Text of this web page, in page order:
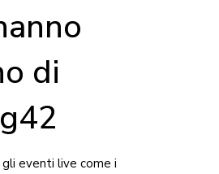
di
eventi live come i